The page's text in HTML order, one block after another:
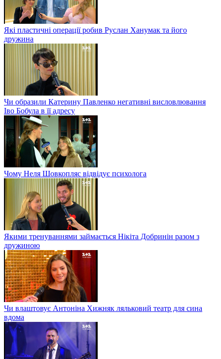
Які пластичні операції робив Руслан Ханумак та його
дружина
Чи образили Катерину Павленко негативні висловлювання
Іво Бобула в її адресу
Чому Неля Шовкопляс відвідує психолога
Якими тренуваннями займається Нікіта Добринін разом з
дружиною
Чи влаштовує Антоніна Хижняк ляльковий театр для сина
вдома